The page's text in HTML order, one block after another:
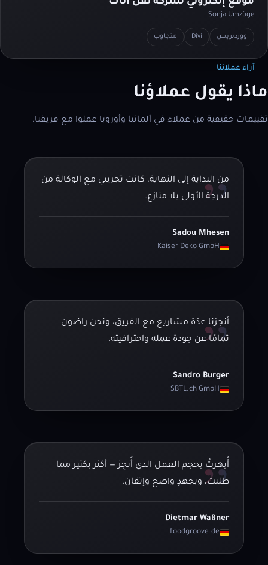
Sonja Umzüge
ووردبريس Divi متجاوب
آراء عملائنا
ماذا يقول عملاؤنا
تقييمات حقيقية من عملاء في ألمانيا وأوروبا عملوا مع فريقنا.
”
من البداية إلى النهاية، كانت تجربتي مع الوكالة من
الدرجة الأولى بلا منازع.
Sadou Mhesen
Kaiser Deko GmbH
”
أنجزنا عدّة مشاريع مع الفريق، ونحن راضون
تمامًا عن جودة عمله واحترافيته.
Sandro Burger
SBTL.ch GmbH
”
أُبهرتُ بحجم العمل الذي أُنجِز — أكثر بكثير مما
طلبت، وبجهدٍ واضح وإتقان.
Dietmar Waßner
foodgroove.de